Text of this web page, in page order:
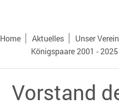
Home Aktuelles Unser Verein
Königspaare 2001 - 2025
Vorstand